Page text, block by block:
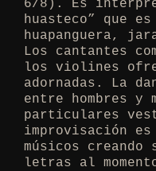
6/8). Es
huasteco” que
huapanguera,
Los cantantes
los violines
adornadas. La
entre hombres y
particulares
improvisación
músicos
letras al